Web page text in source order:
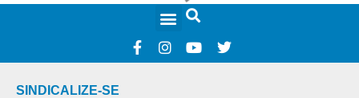
SINDICALIZE-SE